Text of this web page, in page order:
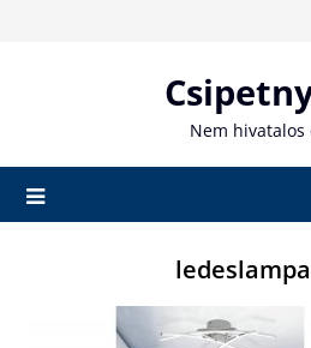
Nem hivatalos